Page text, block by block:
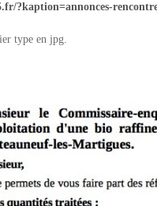
?kaption=annonces-
type en jpg.